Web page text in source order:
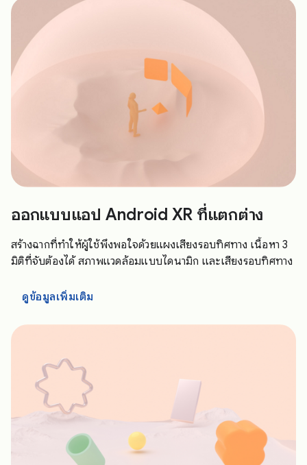
ออกแบบแอป Android XR ที่แตกต่าง
สร้างฉากที่ทำให้ผู้ใช้พึงพอใจด้วยแผงเสียงรอบทิศทาง เนื้อหา 3
มิติที่จับต้องได้ สภาพแวดล้อมแบบไดนามิก และเสียงรอบทิศทาง
ดูข้อมูลเพิ่มเติม